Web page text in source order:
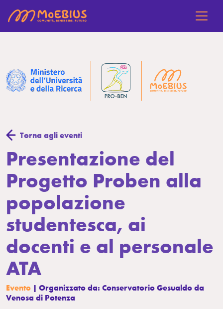
Torna agli eventi
Presentazione del
Progetto Proben alla
popolazione
studentesca, ai
docenti e al personale
ATA
Evento | Organizzato da: Conservatorio Gesualdo da
Venosa di Potenza